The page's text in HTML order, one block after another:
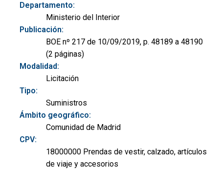
Departamento:
Ministerio del Interior
Publicación:
BOE nº 217 de 10/09/2019, p. 48189 a 48190
(2 páginas)
Modalidad:
Licitación
Tipo:
Suministros
Ámbito geográfico:
Comunidad de Madrid
CPV:
18000000 Prendas de vestir, calzado, artículos
de viaje y accesorios